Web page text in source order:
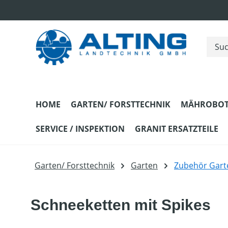
HOME GARTEN/ FORSTTECHNIK
SERVICE / INSPEKTION GRANIT ERSATZTEILE
Garten/ Forsttechnik Garten Zubehör
Schneeketten mit Spikes